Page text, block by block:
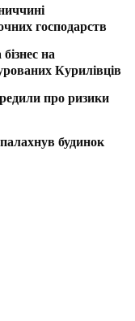
господарств
на
Курилівців
про ризики
будинок